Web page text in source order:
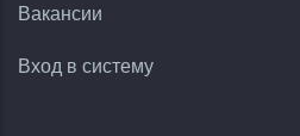
Вакансии
Вход в систему